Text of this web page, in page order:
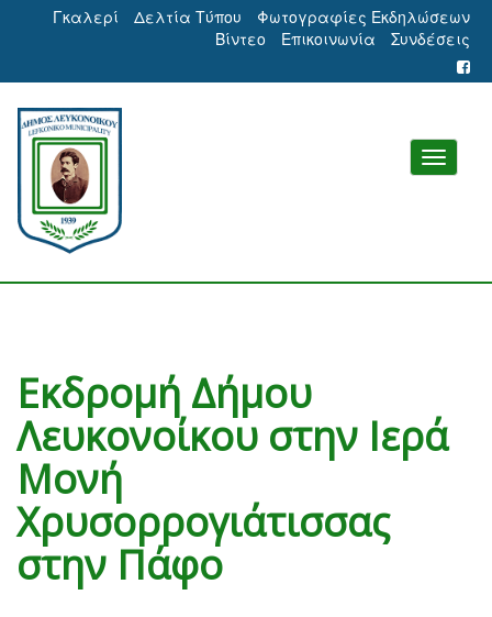
Γκαλερί Δελτία Τύπου
Φωτογραφίες Εκδηλώσεων
Βίντεο
Επικοινωνία Συνδέσεις
Εκδρομή Δήμου
Λευκονοίκου στην Ιερά
Μονή
Χρυσορρογιάτισσας
στην Πάφο